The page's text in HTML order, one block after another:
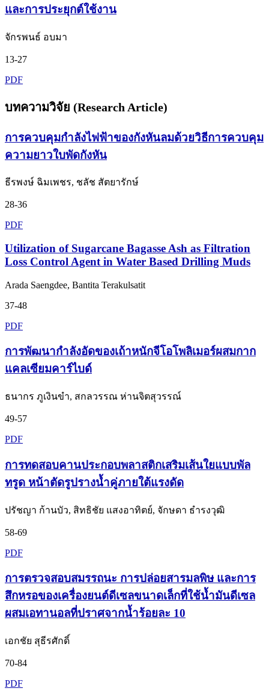
และการประยุกต์ใช้งาน
จักรพนธ์ อบมา
13-27
PDF
บทความวิจัย (Research Article)
การควบคุมกำลังไฟฟ้าของกังหันลมด้วยวิธีการควบคุม
ความยาวใบพัดกังหัน
ธีรพงษ์ ฉิมเพชร, ชลัช สัตยารักษ์
28-36
PDF
Utilization of Sugarcane Bagasse Ash as Filtration
Loss Control Agent in Water Based Drilling Muds
Arada Saengdee, Bantita Terakulsatit
37-48
PDF
การพัฒนากำลังอัดของเถ้าหนักจีโอโพลิเมอร์ผสมกาก
แคลเซียมคาร์ไบด์
ธนากร ภูเงินขำ, สกลวรรณ ห่านจิตสุวรรณ์
49-57
PDF
การทดสอบคานประกอบพลาสติกเสริมเส้นใยแบบพัล
ทรูด หน้าตัดรูปรางน้ำคู่ภายใต้แรงดัด
ปรัชญา ก้านบัว, สิทธิชัย แสงอาทิตย์, จักษดา ธำรงวุฒิ
58-69
PDF
การตรวจสอบสมรรถนะ การปล่อยสารมลพิษ และการ
สึกหรอของเครื่องยนต์ดีเซลขนาดเล็กที่ใช้น้ำมันดีเซล
ผสมเอทานอลที่ปราศจากน้ำร้อยละ 10
เอกชัย สุธีรศักดิ์
70-84
PDF